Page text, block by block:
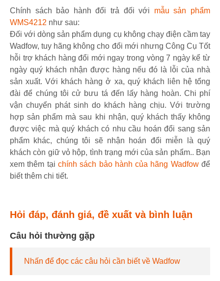
Chính sách bảo hành đổi trả đối với mẫu sản phẩm
WMS4212 như sau:
Đối với dòng sản phẩm dụng cụ không chạy điện cầm tay
Wadfow, tuy hãng không cho đổi mới nhưng Công Cụ Tốt
hỗi trợ khách hàng đổi mới ngay trong vòng 7 ngày kể từ
ngày quý khách nhận được hàng nếu đó là lỗi của nhà
sản xuất. Với khách hàng ở xa, quý khách liên hệ tổng
đài để chúng tôi cử bưu tá đến lấy hàng hoàn. Chi phí
vận chuyển phát sinh do khách hàng chịu. Với trường
hợp sản phẩm mà sau khi nhận, quý khách thấy không
được việc mà quý khách có nhu cầu hoán đổi sang sản
phẩm khác, chúng tôi sẽ nhận hoán đổi miễn là quý
khách còn giữ vỏ hộp, tình trạng mới của sản phẩm.. Bạn
xem thêm tại chính sách bảo hành của hãng Wadfowđể
biết thêm chi tiết.
Hỏi đáp, đánh giá, đề xuất và bình luận
Câu hỏi thường gặp
Nhấn để đọc các câu hỏi cần biết về Wadfow